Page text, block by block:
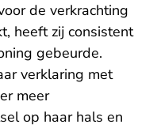
de verkrachting
heeft zij consistent
gebeurde.
verklaring met
meer
op haar hals en